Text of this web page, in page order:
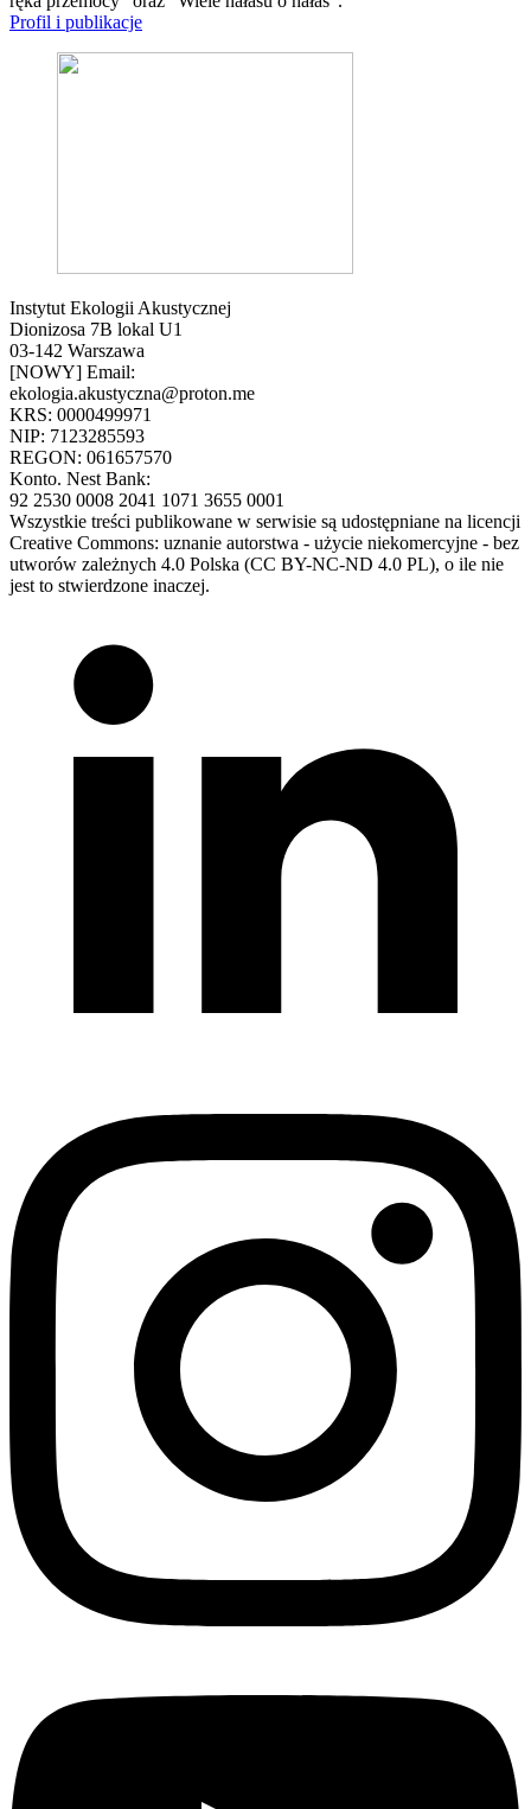
Profil i publikacje
Instytut Ekologii Akustycznej
Dionizosa 7B lokal U1
03-142 Warszawa
[NOWY] Email:
ekologia.akustyczna@proton.me
KRS: 0000499971
NIP: 7123285593
REGON: 061657570
Konto. Nest Bank:
92 2530 0008 2041 1071 3655 0001
Wszystkie treści publikowane w serwisie są udostępniane na licencji
Creative Commons: uznanie autorstwa - użycie niekomercyjne - bez
utworów zależnych 4.0 Polska (CC BY-NC-ND 4.0 PL), o ile nie
jest to stwierdzone inaczej.